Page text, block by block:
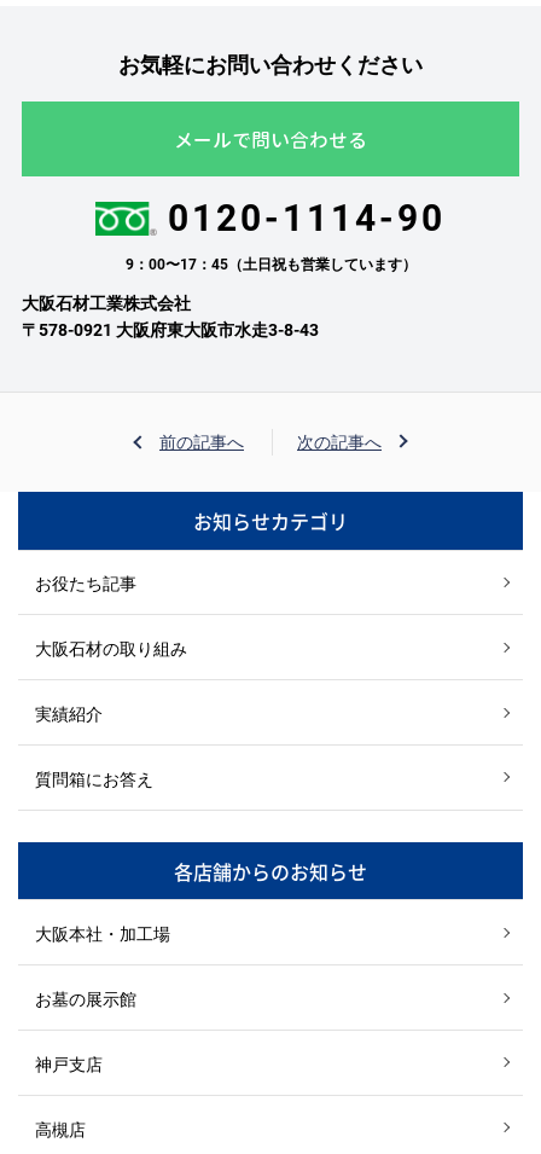
お気軽にお問い合わせください
メールで問い合わせる
0120-1114-90
9：00〜17：45（土日祝も営業しています）
大阪石材工業株式会社
〒578-0921 大阪府東大阪市水走3-8-43
前の記事へ 次の記事へ
お知らせカテゴリ
お役たち記事
大阪石材の取り組み
実績紹介
質問箱にお答え
各店舗からのお知らせ
大阪本社・加工場
お墓の展示館
神戸支店
高槻店